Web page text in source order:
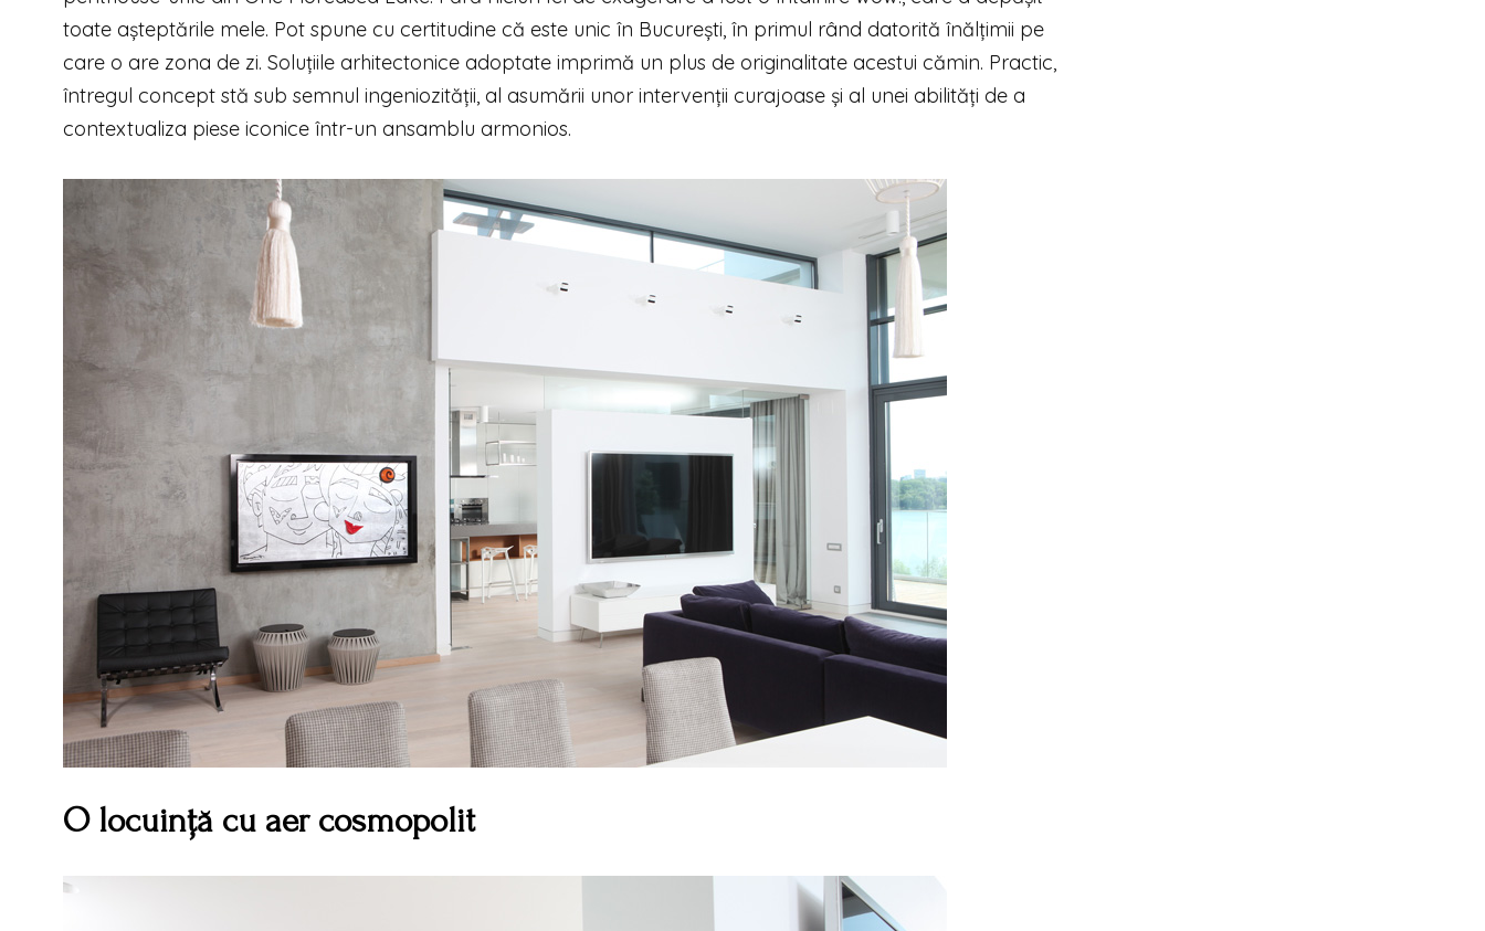
toate așteptările mele. Pot spune cu certitudine că este unic în București, în primul rând datorită înălțimii pe
care o are zona de zi. Soluțiile arhitectonice adoptate imprimă un plus de originalitate acestui cămin. Practic,
întregul concept stă sub semnul ingeniozității, al asumării unor intervenții curajoase și al unei abilități de a
contextualiza piese iconice într-un ansamblu armonios.
O locuință cu aer cosmopolit